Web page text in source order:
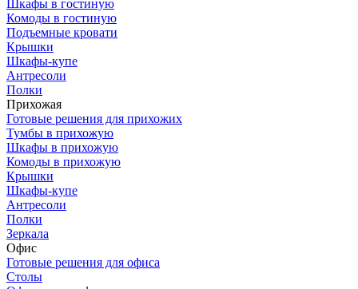
Шкафы в гостиную
Комоды в гостиную
Подъемные кровати
Крышки
Шкафы-купе
Антресоли
Полки
Прихожая
Готовые решения для прихожих
Тумбы в прихожую
Шкафы в прихожую
Комоды в прихожую
Крышки
Шкафы-купе
Антресоли
Полки
Зеркала
Офис
Готовые решения для офиса
Столы